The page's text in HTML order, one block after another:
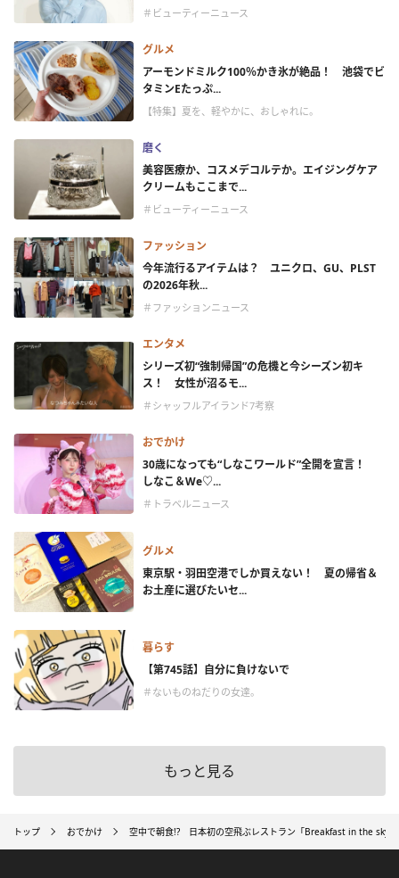
＃ビューティーニュース
グルメ
アーモンドミルク100％かき氷が絶品！ 池袋でビ
タミンEたっぷ...
【特集】夏を、軽やかに、おしゃれに。
磨く
美容医療か、コスメデコルテか。エイジングケア
クリームもここまで...
＃ビューティーニュース
ファッション
今年流行るアイテムは？ ユニクロ、GU、PLST
の2026年秋...
＃ファッションニュース
エンタメ
シリーズ初“強制帰国”の危機と今シーズン初キ
ス！ 女性が沼るモ...
＃シャッフルアイランド7考察
おでかけ
30歳になっても“しなこワールド”全開を宣言！
しなこ＆We♡...
＃トラベルニュース
グルメ
東京駅・羽田空港でしか買えない！ 夏の帰省＆
お土産に選びたいセ...
暮らす
【第745話】自分に負けないで
＃ないものねだりの女達。
もっと見る
トップ おでかけ 空中で朝食!? 日本初の空飛ぶレストラン「Breakfast in the sky